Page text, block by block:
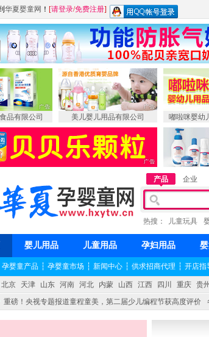
华夏婴童网 ！ [请登录/免费注册]
品有限公司 美儿婴儿用品有限公司 嘟啦咪婴幼
产品 企业
热搜： 儿童玩具
婴儿用品 儿童用品 孕妇用品
孕婴童产品 ┆ 孕婴童市场 ┆ 新闻中心 ┆ 供求招商代理 ┆ 开店指
北京 天津 山东 河南 河北 内蒙 山西 江西 四川 重庆 贵州
重磅！央视专题报道童程童美，第二届少儿编程节获高度评价